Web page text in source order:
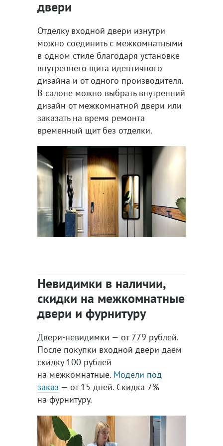
двери
Отделку входной двери изнутри
можно соединить с межкомнатными
в одном стиле благодаря установке
внутреннего щита идентичного
дизайна и от одного производителя.
В салоне можно выбрать внутренний
дизайн от межкомнатной двери или
заказать на время ремонта
временный щит без отделки.
Невидимки в наличии,
скидки на межкомнатные
двери и фурнитуру
Двери-невидимки — от 779 рублей.
После покупки входной двери даём
скидку 100 рублей
на межкомнатные. Модели под
заказ — от 15 дней. Скидка 7%
на фурнитуру.